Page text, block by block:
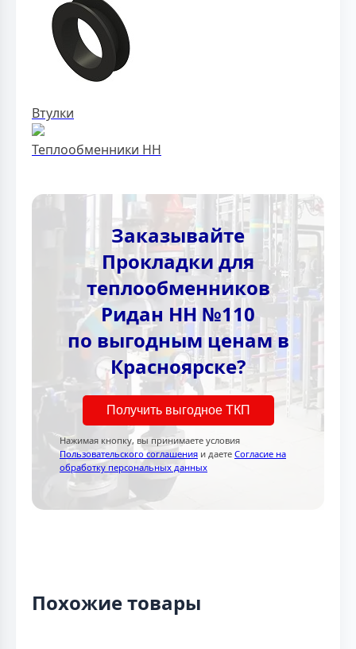
Втулки
Теплообменники НН
Заказывайте
Прокладки для
теплообменников
Ридан НН №110
по выгодным ценам в
Красноярске?
Получить выгодное ТКП
Нажимая кнопку, вы принимаете условия
Пользовательского соглашения и даете Согласие на
обработку персональных данных
Похожие товары